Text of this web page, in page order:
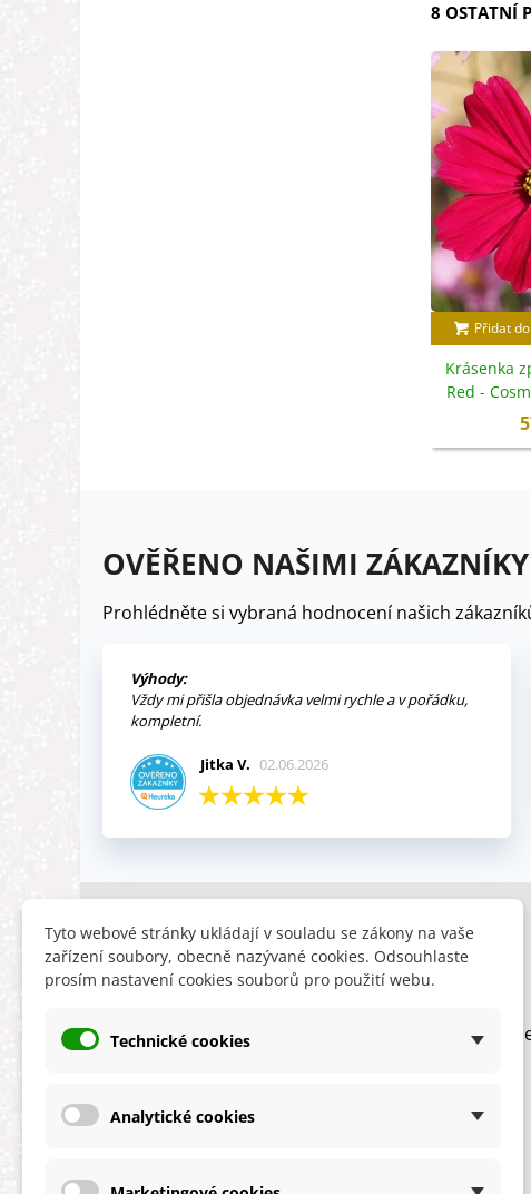
8 OSTATNÍ
Přidat
Krásenka
Red -
OVĚŘENO NAŠIMI ZÁKAZNÍKY
Prohlédněte si vybraná hodnocení našich
Výhody:
Vždy mi přišla objednávka velmi rychle a v pořádku,
kompletní.
Jitka V. 02.06.2026
INFORMACE
Obchodní podmínky
Ochrana osobních údajů
HLEDÁTE
Slevy
Nyní
Tyto webové stránky ukládají v souladu se zákony na vaše
zařízení soubory, obecně nazývané cookies. Odsouhlaste
prosím nastavení cookies souborů pro použití webu.
Technické cookies
Analytické cookies